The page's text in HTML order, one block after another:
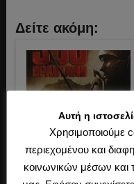
Δείτε ακόμη:
13 Ιανουαρίου 2018
Πώς ανατρέφονταν και ζούσαν
οι Σπαρτιάτες. Η σπαρτιατική
αγωγή. Η οργάνωση του
στρατού και τα κοινά συσσίτια
Αυτή η
Χρησιμοποιούμε
περιεχομένου και
κοινωνικών μέσων και